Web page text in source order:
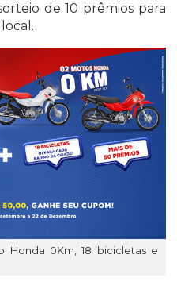
de 10 prêmios para
Honda 0Km, 18 bicicletas e